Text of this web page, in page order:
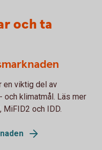
och ta
en viktig del av
och klimatmål. Läs mer
MiFID2 och IDD.